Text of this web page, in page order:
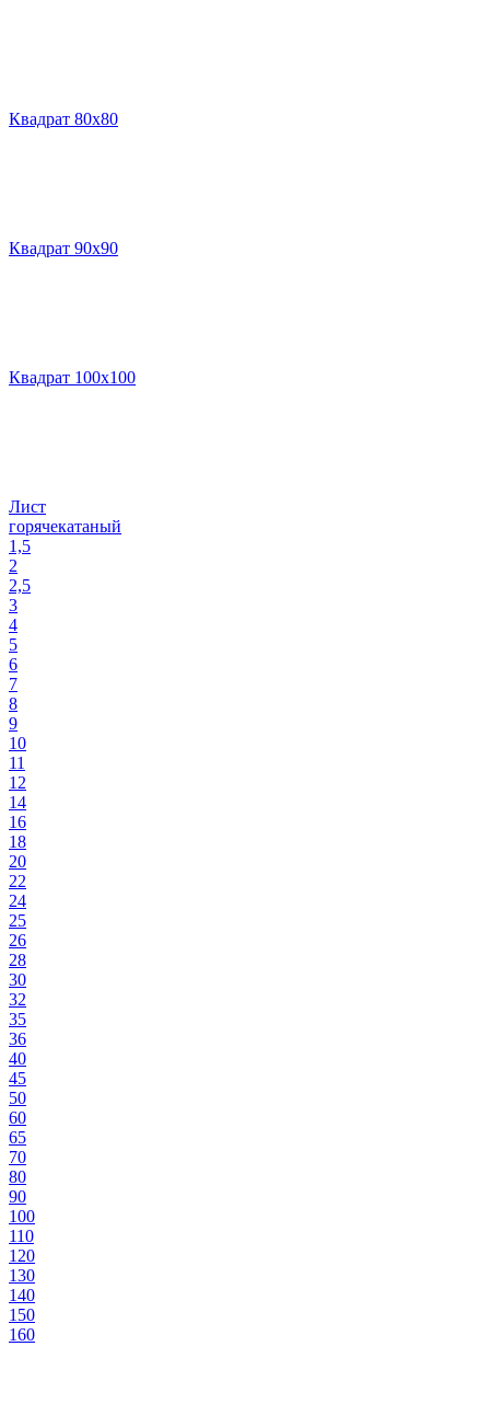
Квадрат 80х80
Квадрат 90х90
Квадрат 100х100
Лист
горячекатаный
1,5
2
2,5
3
4
5
6
7
8
9
10
11
12
14
16
18
20
22
24
25
26
28
30
32
35
36
40
45
50
60
65
70
80
90
100
110
120
130
140
150
160